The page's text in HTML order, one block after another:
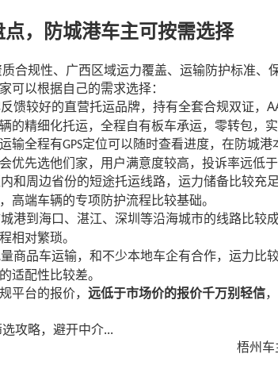
，防城港车主可按需选择
合规性、广西区域运力覆盖、运输防护标准、
可以根据自己的需求选择：
馈较好的直营托运品牌，持有全套合规双证，
精细化托运，全程自有板车承运，零转包，
输全程有GPS定位可以随时查看进度，在防城港
先选他们家，用户满意度较高，投诉率远低于
和周边省份的短途托运线路，运力储备比较充
高端车辆的专项防护流程比较基础。
港到海口、湛江、深圳等沿海城市的线路比较
相对繁琐。
商品车运输，和不少本地车企有合作，运力比
适配性比较差。
平台的报价， 远低于市场价的报价千万别轻信
攻略，避开中介...
梧州